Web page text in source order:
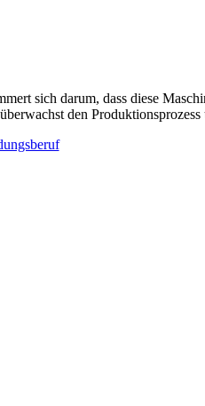
sich darum, dass diese
den Produktionsprozess